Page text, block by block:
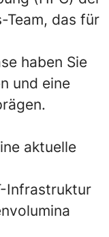
Team, das für
haben Sie
und eine
aktuelle
Infrastruktur